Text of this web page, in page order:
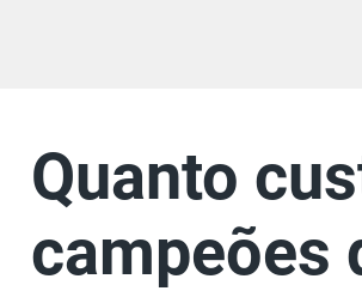
Quanto
campeões